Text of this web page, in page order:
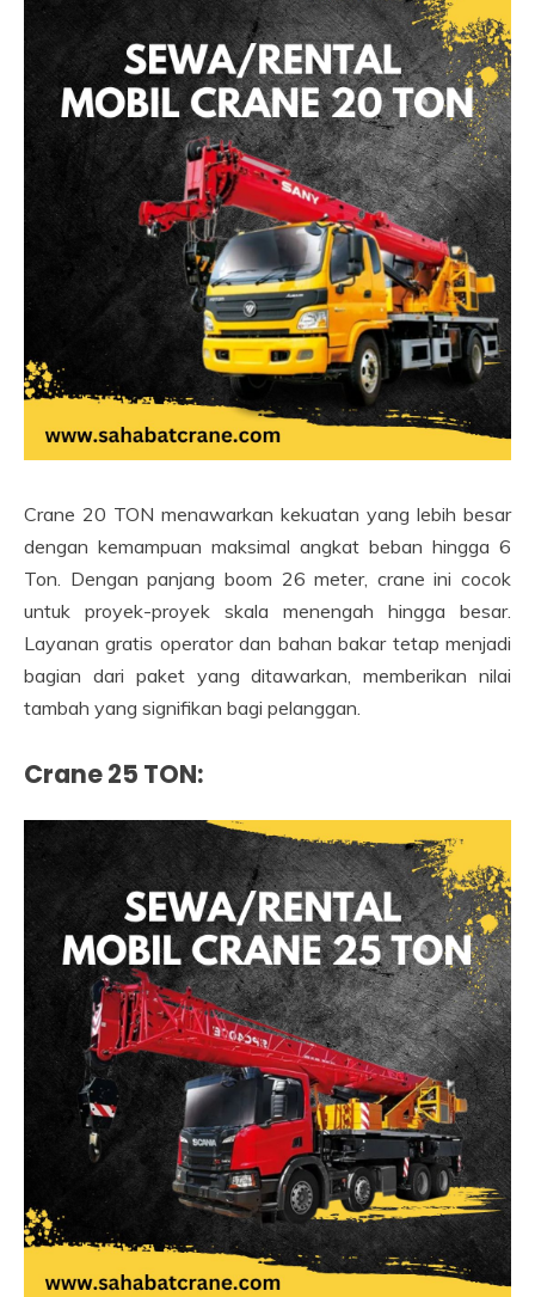
Crane 20 TON menawarkan kekuatan yang lebih besar
dengan kemampuan maksimal angkat beban hingga 6
Ton. Dengan panjang boom 26 meter, crane ini cocok
untuk proyek-proyek skala menengah hingga besar.
Layanan gratis operator dan bahan bakar tetap menjadi
bagian dari paket yang ditawarkan, memberikan nilai
tambah yang signifikan bagi pelanggan.
Crane 25 TON: